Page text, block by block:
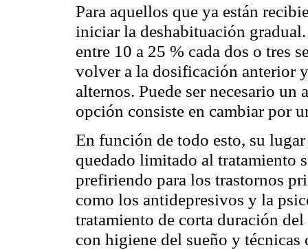
Para aquellos que ya están
iniciar la deshabituación
entre 10 a 25 % cada dos o tres
volver a la dosificación anterior
alternos. Puede ser necesario
opción consiste en cambiar por
En función de todo esto, su
quedado limitado al tratamiento
prefiriendo para los trastornos
como los antidepresivos y la
tratamiento de corta duración
con higiene del sueño y técnicas